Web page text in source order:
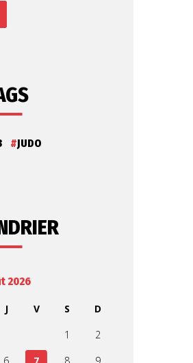
JUDO
2026
J V S
D
1
2
6 7 8
9